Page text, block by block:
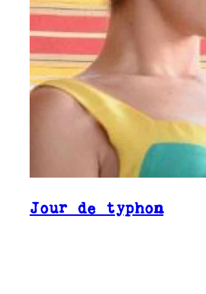
Jour de typhon